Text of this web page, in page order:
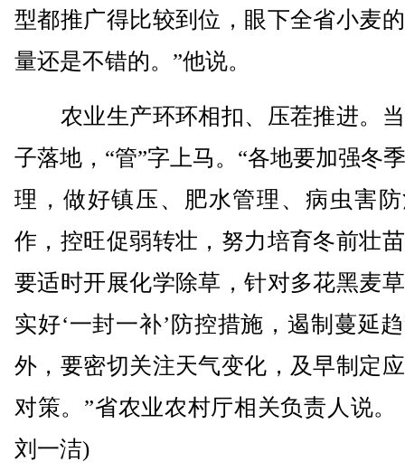
型都推广得比较到位，眼下全省小麦
量还是不错的。”他说。
农业生产环环相扣、压茬推进。
子落地，“管”字上马。“各地要加强冬
理，做好镇压、肥水管理、病虫害
作，控旺促弱转壮，努力培育冬前壮
要适时开展化学除草，针对多花黑麦
实好‘一封一补’防控措施，遏制蔓延
外，要密切关注天气变化，及早制定
对策。”省农业农村厅相关负责人说
刘一洁)